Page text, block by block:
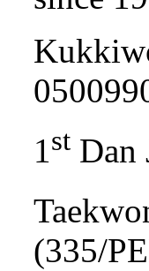
1st Dan
(335/